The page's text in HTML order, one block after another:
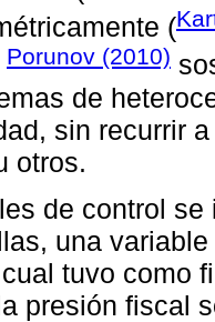
(
Porunov (2010)
de
sin recurrir
otros.
de control
una
tuvo como
presión fiscal